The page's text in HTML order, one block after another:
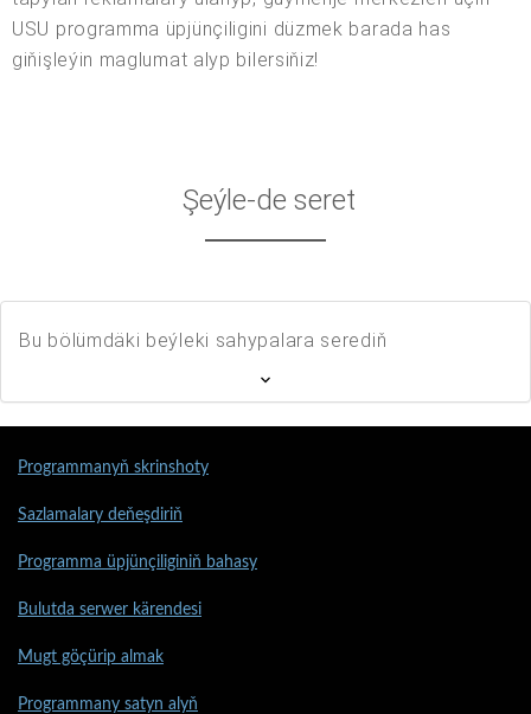
USU programma üpjünçiligini düzmek barada has
giňişleýin maglumat alyp bilersiňiz!
Şeýle-de seret
Bu bölümdäki beýleki sahypalara serediň
Programmanyň skrinshoty
Sazlamalary deňeşdiriň
Programma üpjünçiliginiň bahasy
Bulutda serwer kärendesi
Mugt göçürip almak
Programmany satyn alyň